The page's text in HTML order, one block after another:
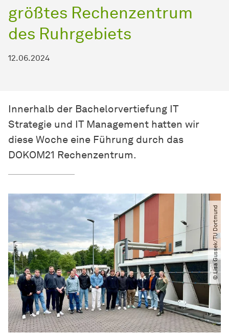
größtes Rechenzentrum
des Ruhrgebiets
12.06.2024
Innerhalb der Bachelorvertiefung IT
Strategie und IT Management hatten wir
diese Woche eine Führung durch das
DOKOM21 Rechenzentrum.
© Lisa Gussek​/​TU Dortmund